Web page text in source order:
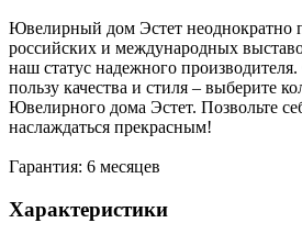
Ювелирный дом Эстет неоднократно
российских и международных
наш статус надежного
пользу качества и стиля – выберите
Ювелирного дома Эстет. Позвольте
наслаждаться прекрасным!
Гарантия: 6 месяцев
Характеристики